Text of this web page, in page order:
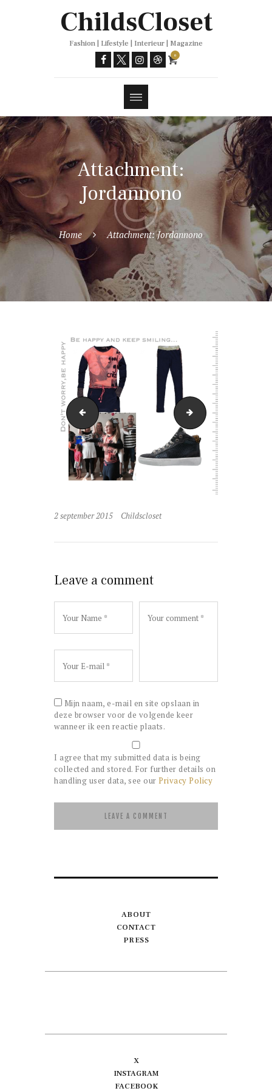
ChildsCloset
Fashion | Lifestyle | Interieur | Magazine
0
Attachment:
Jordannono
Home Attachment: Jordannono
NoNoaktie1 sneakers
2 september 2015 Childscloset
Leave a comment
Mijn naam, e-mail en site opslaan in
deze browser voor de volgende keer
wanneer ik een reactie plaats.
I agree that my submitted data is being
collected and stored. For further details on
handling user data, see our Privacy Policy
ABOUT
CONTACT
PRESS
X
INSTAGRAM
FACEBOOK